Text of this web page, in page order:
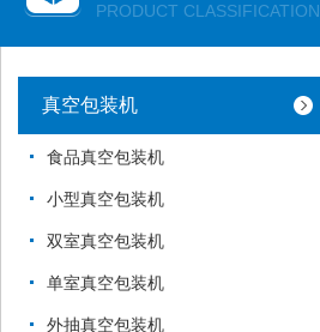
PRODUCT CLASSIFICATION
真空包装机
食品真空包装机
小型真空包装机
双室真空包装机
单室真空包装机
外抽真空包装机